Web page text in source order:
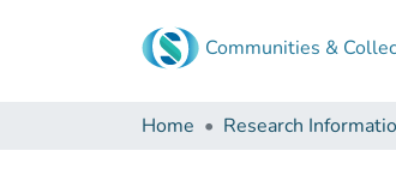
Communities &
Home Research